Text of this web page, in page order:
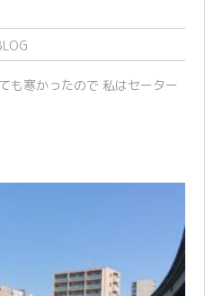
も寒かったので 私はセーター